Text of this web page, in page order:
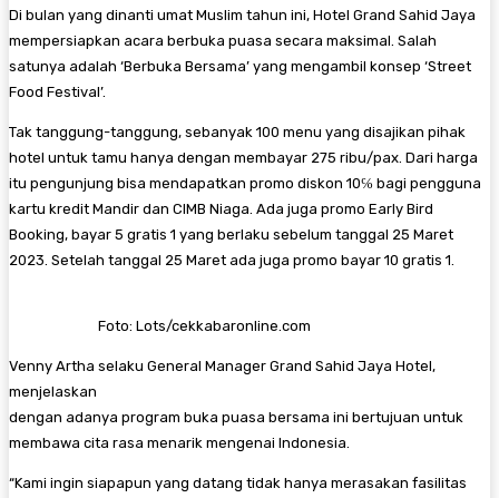
Di bulan yang dinanti umat Muslim tahun ini, Hotel Grand Sahid Jaya
mempersiapkan acara berbuka puasa secara maksimal. Salah
satunya adalah ‘Berbuka Bersama’ yang mengambil konsep ‘Street
Food Festival’.
Tak tanggung-tanggung, sebanyak 100 menu yang disajikan pihak
hotel untuk tamu hanya dengan membayar 275 ribu/pax. Dari harga
itu pengunjung bisa mendapatkan promo diskon 10℅ bagi pengguna
kartu kredit Mandir dan CIMB Niaga. Ada juga promo Early Bird
Booking, bayar 5 gratis 1 yang berlaku sebelum tanggal 25 Maret
2023. Setelah tanggal 25 Maret ada juga promo bayar 10 gratis 1.
Foto: Lots/cekkabaronline.com
Venny Artha selaku General Manager Grand Sahid Jaya Hotel,
menjelaskan
dengan adanya program buka puasa bersama ini bertujuan untuk
membawa cita rasa menarik mengenai Indonesia.
“Kami ingin siapapun yang datang tidak hanya merasakan fasilitas